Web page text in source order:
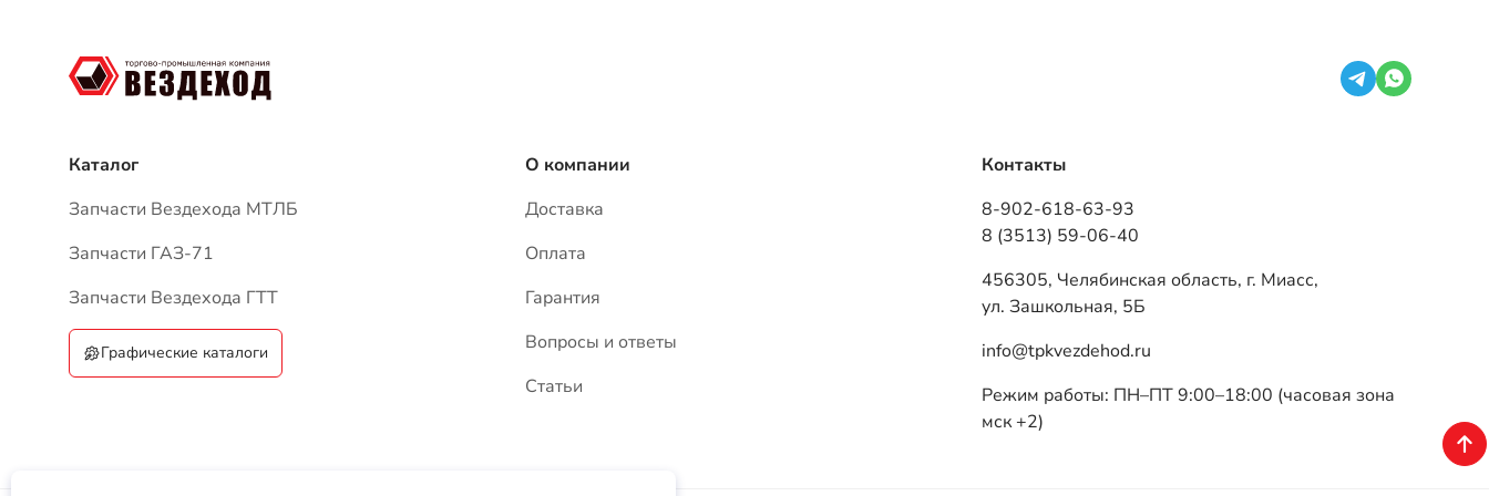
Запчасти ГАЗ-71
Графические каталоги
Вопросы и ответы
Статьи
info@tpkvezdehod.ru
Режим работы: ПН–ПТ 9:00–18:00 (часовая зона
мск +2)
ТПК «Вездеход», 2026